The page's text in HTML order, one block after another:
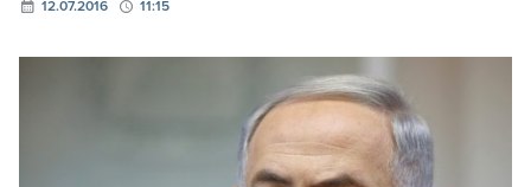
12.07.2016 11:15